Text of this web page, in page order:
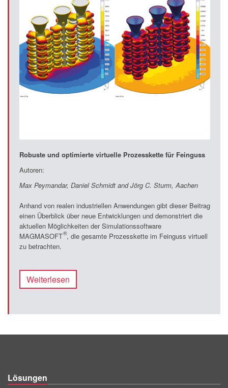
Robuste und optimierte virtuelle Prozesskette für Feinguss
Autoren:
Max Peymandar, Daniel Schmidt and Jörg C. Sturm, Aachen
Anhand von realen industriellen Anwendungen gibt dieser Beitrag
einen Überblick über neue Entwicklungen und demonstriert die
aktuellen Möglichkeiten der Simulationssoftware
MAGMASOFT
®, die gesamte Prozesskette im Feinguss virtuell
zu betrachten.
Weiterlesen
Lösungen